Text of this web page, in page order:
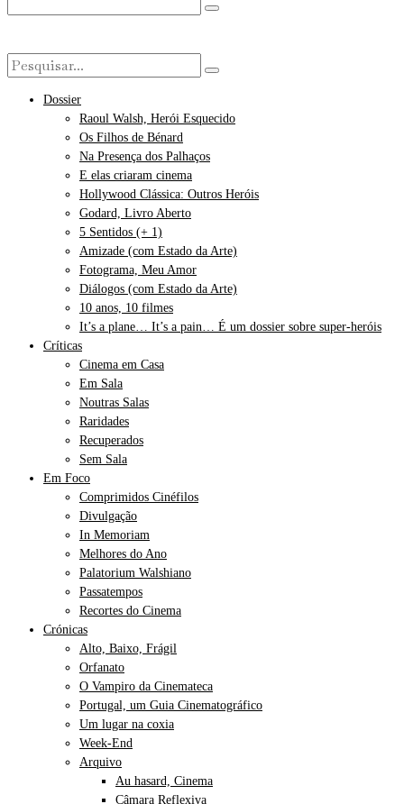
Dossier
Raoul Walsh, Herói Esquecido
Os Filhos de Bénard
Na Presença dos Palhaços
E elas criaram cinema
Hollywood Clássica: Outros Heróis
Godard, Livro Aberto
5 Sentidos (+ 1)
Amizade (com Estado da Arte)
Fotograma, Meu Amor
Diálogos (com Estado da Arte)
10 anos, 10 filmes
It’s a plane… It’s a pain… É um dossier sobre super-heróis
Críticas
Cinema em Casa
Em Sala
Noutras Salas
Raridades
Recuperados
Sem Sala
Em Foco
Comprimidos Cinéfilos
Divulgação
In Memoriam
Melhores do Ano
Palatorium Walshiano
Passatempos
Recortes do Cinema
Crónicas
Alto, Baixo, Frágil
Orfanato
O Vampiro da Cinemateca
Portugal, um Guia Cinematográfico
Um lugar na coxia
Week-End
Arquivo
Au hasard, Cinema
Câmara Reflexiva